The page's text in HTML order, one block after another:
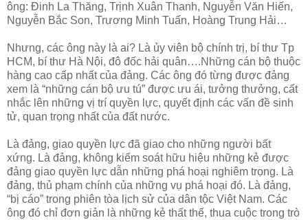
ông: Đinh La Thăng, Trịnh Xuân Thanh, Nguyễn Văn Hiến,
Nguyễn Bắc Son, Trương Minh Tuấn, Hoàng Trung Hải…
Nhưng, các ông này là ai? Là ủy viên bộ chính trị, bí thư Tp
HCM, bí thư Hà Nội, đô đốc hải quân….Những cán bộ thuộc
hàng cao cấp nhất của đảng. Các ông đó từng được đảng
xem là “những cán bộ ưu tú” được ưu ái, tưởng thưởng, cất
nhắc lên những vị trí quyền lực, quyết định các vấn đề sinh
tử, quan trọng nhất của đất nước.
Là đảng, giao quyền lực đã giao cho những người bất
xứng. Là đảng, không kiểm soát hữu hiệu những kẻ được
đảng giao quyền lực dẫn những phá hoại nghiêm trọng. Là
đảng, thủ phạm chính của những vụ phá hoại đó. Là đảng,
“bị cáo” trong phiên tòa lịch sử của dân tộc Việt Nam. Các
ông đó chỉ đơn giản là những kẻ thất thế, thua cuộc trong trò